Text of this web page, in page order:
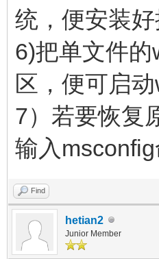
统，便安装
6)把单文件
区，便可启动
7）若要恢复
输入
Find
hetian2
Junior Member